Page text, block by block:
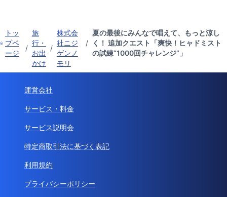
トッ
プペ
ージ
/
旅
行・
お出
かけ
/
株式会
社ニジ
ゲンノ
モリ
/
夏の最後にみんなで唱えて、もっと涼し
く！ 追加クエスト「爽快！ヒャドミスト
の試練“1000回チャレンジ”」
運営会社
サービス・料金
サービス説明会
特定商取引法に基づく表記
利用規約
プライバシーポリシー